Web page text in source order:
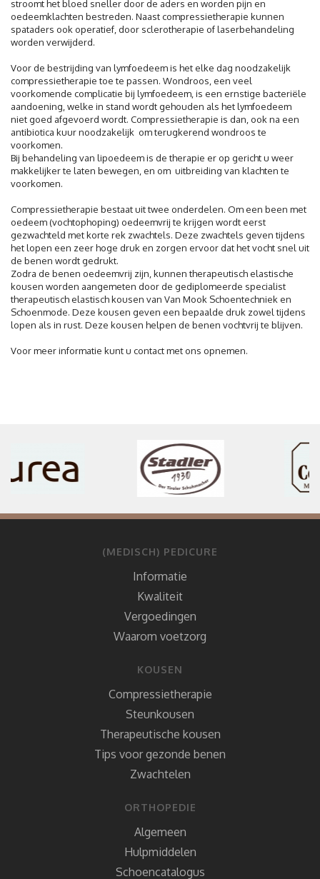
stroomt het bloed sneller door de aders en worden pijn en
oedeemklachten bestreden. Naast compressietherapie kunnen
spataders ook operatief, door sclerotherapie of laserbehandeling
worden verwijderd.
Voor de bestrijding van lymfoedeem is het elke dag noodzakelijk
compressietherapie toe te passen. Wondroos, een veel
voorkomende complicatie bij lymfoedeem, is een ernstige bacteriële
aandoening, welke in stand wordt gehouden als het lymfoedeem
niet goed afgevoerd wordt. Compressietherapie is dan, ook na een
antibiotica kuur noodzakelijk om terugkerend wondroos te
voorkomen.
Bij behandeling van lipoedeem is de therapie er op gericht u weer
makkelijker te laten bewegen, en om uitbreiding van klachten te
voorkomen.
Compressietherapie bestaat uit twee onderdelen. Om een been met
oedeem (vochtophoping) oedeemvrij te krijgen wordt eerst
gezwachteld met korte rek zwachtels. Deze zwachtels geven tijdens
het lopen een zeer hoge druk en zorgen ervoor dat het vocht snel uit
de benen wordt gedrukt.
Zodra de benen oedeemvrij zijn, kunnen therapeutisch elastische
kousen worden aangemeten door de gediplomeerde specialist
therapeutisch elastisch kousen van Van Mook Schoentechniek en
Schoenmode. Deze kousen geven een bepaalde druk zowel tijdens
lopen als in rust. Deze kousen helpen de benen vochtvrij te blijven.
Voor meer informatie kunt u contact met ons opnemen.
(MEDISCH) PEDICURE
Informatie
Kwaliteit
Vergoedingen
Waarom voetzorg
KOUSEN
Compressietherapie
Steunkousen
Therapeutische kousen
Tips voor gezonde benen
Zwachtelen
ORTHOPEDIE
Algemeen
Hulpmiddelen
Schoencatalogus